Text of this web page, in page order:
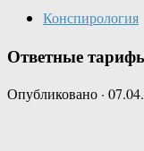
Конспирология
Ответные
Опубликовано ·